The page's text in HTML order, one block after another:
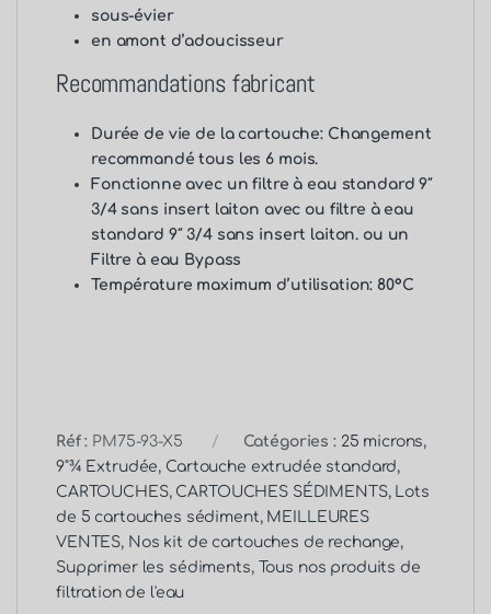
sous-évier
en amont d’adoucisseur
Recommandations fabricant
Durée de vie de la cartouche: Changement
recommandé tous les 6 mois.
Fonctionne avec unfiltre à eau standard 9″
3/4 sans insert laiton avec ou filtre à eau
standard 9″ 3/4 sans insert laiton. ou un
Filtre à eau Bypass
Température maximum d’utilisation: 80°C
Réf : PM75-93-X5 Catégories : 25 microns,
9"¾ Extrudée, Cartouche extrudée standard,
CARTOUCHES, CARTOUCHES SÉDIMENTS,
Lots
de 5 cartouches sédiment, MEILLEURES
VENTES, Nos kit de cartouches de rechange,
Supprimer les sédiments,
Tous nos produits de
filtration de l'eau